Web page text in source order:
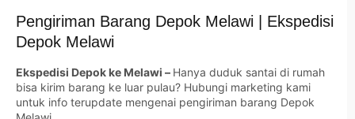
Pengiriman Barang Depok Melawi | Ekspedisi
Depok Melawi
Ekspedisi Depok ke Melawi – Hanya duduk santai di rumah
bisa kirim barang ke luar pulau? Hubungi marketing kami
untuk info terupdate mengenai pengiriman barang Depok